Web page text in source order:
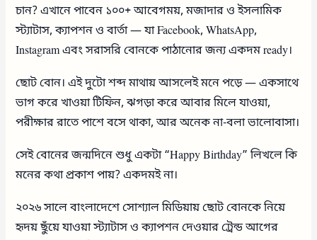
চান? এখানে পাবেন ১০০+ আবেগময়, মজাদার ও ইসলামিক
স্ট্যাটাস, ক্যাপশন ও বার্তা — যা Facebook, WhatsApp,
Instagram এবং সরাসরি বোনকে পাঠানোর জন্য একদম ready।
ছোট বোন। এই দুটো শব্দ মাথায় আসলেই মনে পড়ে — একসাথে
ভাগ করে খাওয়া টিফিন, ঝগড়া করে আবার মিলে যাওয়া,
পরীক্ষার রাতে পাশে বসে থাকা, আর অনেক না-বলা ভালোবাসা।
সেই বোনের জন্মদিনে শুধু একটা “Happy Birthday” লিখলে কি
মনের কথা প্রকাশ পায়? একদমই না।
২০২৬ সালে বাংলাদেশে সোশ্যাল মিডিয়ায় ছোট বোনকে নিয়ে
হৃদয় ছুঁয়ে যাওয়া স্ট্যাটাস ও ক্যাপশন দেওয়ার ট্রেন্ড আগের